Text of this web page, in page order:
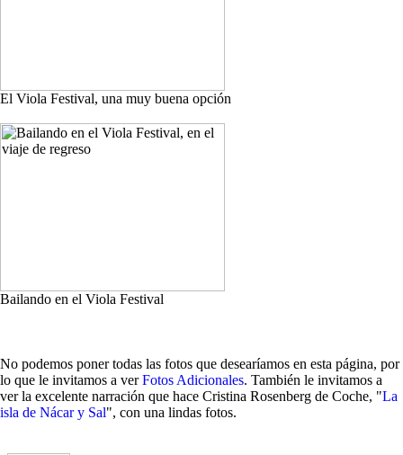
El Viola Festival, una muy buena opción
Bailando en el Viola Festival
No podemos poner todas las fotos que desearíamos en esta página, por
lo que le invitamos a verFotos Adicionales. También le invitamos a
ver la excelente narración que hace Cristina Rosenberg de Coche, "La
isla de Nácar y Sal", con una lindas fotos.